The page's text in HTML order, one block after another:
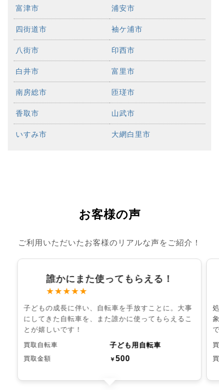
富津市 浦安市
四街道市 袖ケ浦市
八街市 印西市
白井市 富里市
南房総市 匝瑳市
香取市 山武市
いすみ市 大網白里市
お客様の声
ご利用いただいたお客様のリアルな声をご紹介！
誰かにまた使ってもらえる！
★★★★★
子どもの成長に伴い、自転車を手放すことに。大事
にしてきた自転車を、また誰かに使ってもらえるこ
とが嬉しいです！
買取自転車 子ども用自転車
買取金額 ￥500